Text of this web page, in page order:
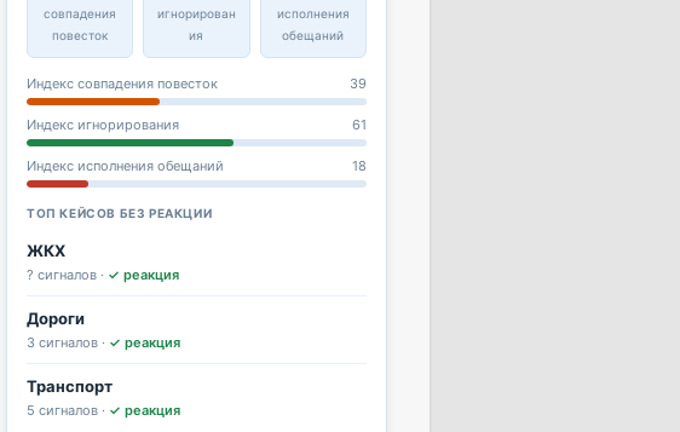
совпадения
повесток
игнорирован
ия
исполнения
обещаний
Индекс совпадения повесток 39
Индекс игнорирования 61
Индекс исполнения обещаний 18
ТОП КЕЙСОВ БЕЗ РЕАКЦИИ
ЖКХ
? сигналов · ✓ реакция
Дороги
3 сигналов · ✓ реакция
Транспорт
5 сигналов · ✓ реакция